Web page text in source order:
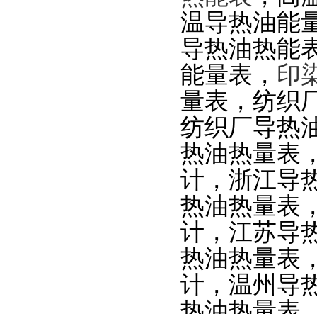
温导热油能
导热油热能
能量表， 印
量表， 纺织
纺织厂导热
热油热量表
计，浙江导
热油热量表
计， 江苏导
热油热量表
计， 温州 导